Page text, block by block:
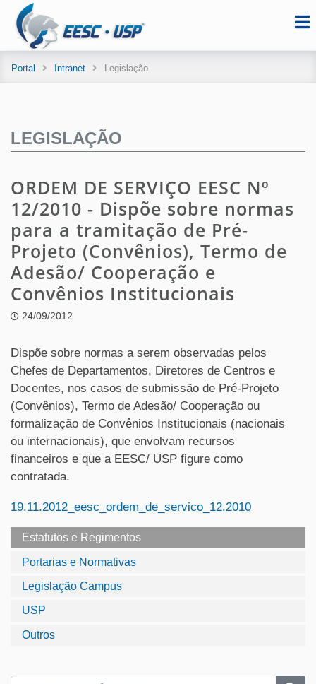
Portal Intranet Legislação
Estatutos e Regimentos
Portarias e Normativas
Legislação Campus
USP
Outros
LEGISLAÇÃO
ORDEM DE SERVIÇO EESC Nº
12/2010 - Dispõe sobre normas
para a tramitação de Pré-
Projeto (Convênios), Termo de
Adesão/ Cooperação e
Convênios Institucionais
24/09/2012
Dispõe sobre normas a serem observadas pelos
Chefes de Departamentos, Diretores de Centros e
Docentes, nos casos de submissão de Pré-Projeto
(Convênios), Termo de Adesão/ Cooperação ou
formalização de Convênios Institucionais (nacionais
ou internacionais), que envolvam recursos
financeiros e que a EESC/ USP figure como
contratada.
19.11.2012_eesc_ordem_de_servico_12.2010